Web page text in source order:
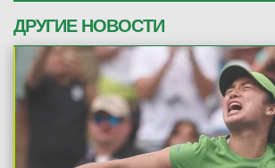
ДРУГИЕ НОВОСТИ